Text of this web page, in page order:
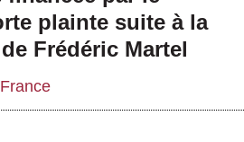
plainte suite à la
Frédéric Martel